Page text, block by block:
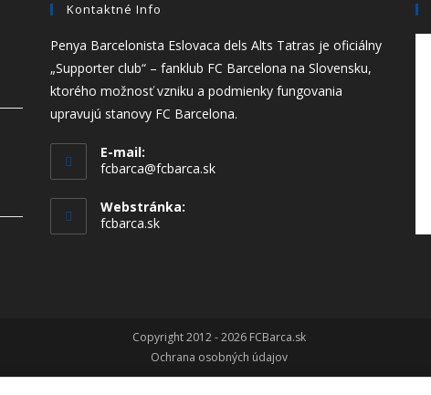
Kontaktné Info
Penya Barcelonista Eslovaca dels Alts Tatras je oficiálny
„Supporter club“ – fanklub FC Barcelona na Slovensku,
ktorého možnosť vzniku a podmienky fungovania
upravujú stanovy FC Barcelona.
E-mail:
fcbarca@fcbarca.sk
Webstránka:
fcbarca.sk
Copyright 2012 - 2026 FCBarca.sk
Ochrana osobných údajov